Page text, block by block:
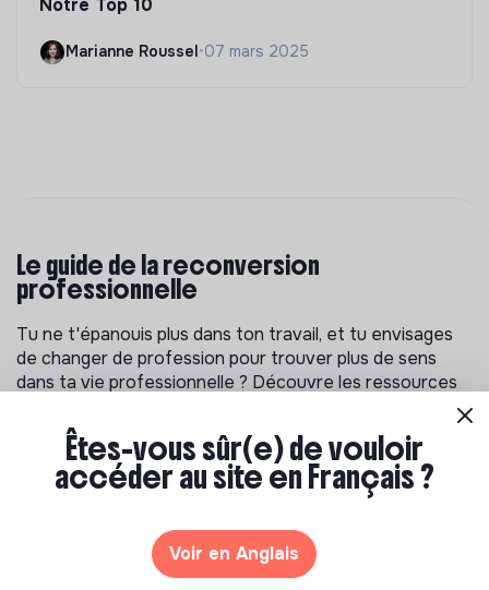
Marianne Roussel•07 mars 2025
Le guide de la reconversion
professionnelle
Tu ne t'épanouis plus dans ton travail, et tu envisages
de changer de profession pour trouver plus de sens
dans ta vie professionnelle ? Découvre les ressources
trouver ta voie.
Êtes-vous sûr(e) de vouloir
accéder au site en Français ?
Voir en Anglais